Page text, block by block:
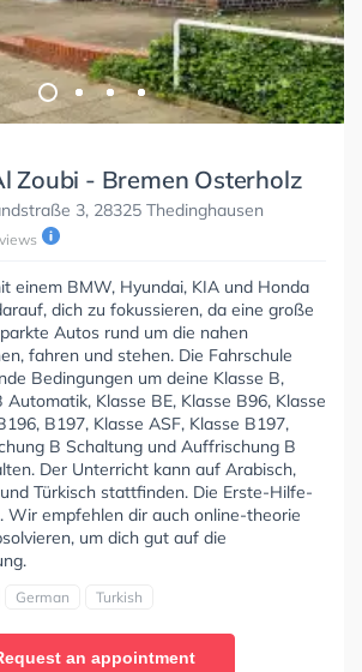
Zoubi - Bremen Osterholz
3, 28325 Thedinghausen
einem BMW, Hyundai, KIA und Honda
dich zu fokussieren, da eine große
Autos rund um die nahen
fahren und stehen. Die Fahrschule
Bedingungen um deine Klasse B,
Automatik, Klasse BE, Klasse B96, Klasse
B197, Klasse ASF, Klasse B197,
B Schaltung und Auffrischung B
Der Unterricht kann auf Arabisch,
Türkisch stattfinden. Die Erste-Hilfe-
Wir empfehlen dir auch online-theorie
um dich gut auf die
German Turkish
an appointment